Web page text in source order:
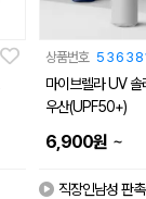
상품번호
마이브렐라 UV
우산(UPF50+)
6,900원 ~
직장인남성 판